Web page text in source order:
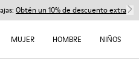
Obtén un 10% de descuento extra
MUJER HOMBRE NIÑOS